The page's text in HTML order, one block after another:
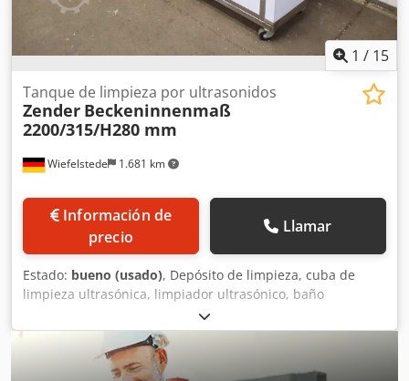
1 / 15
Wiefelstede 1.681 km
Tanque de limpieza por ultrasonidos
Zender Beckeninnenmaß
2200/315/H280 mm
Información de
precio
Llamar
Estado: bueno (usado), Depósito de limpieza, cuba de
limpieza ultrasónica, limpiador ultrasónico, baño
ultrasónico -Fabricante: Zender, cuba de limpieza
ultrasónica de acero inoxidable con sistema de
calefacción, sobre ruedas -Dimensiones internas de la
cuba: 2200/315/A280 mm -Rango de regulación de